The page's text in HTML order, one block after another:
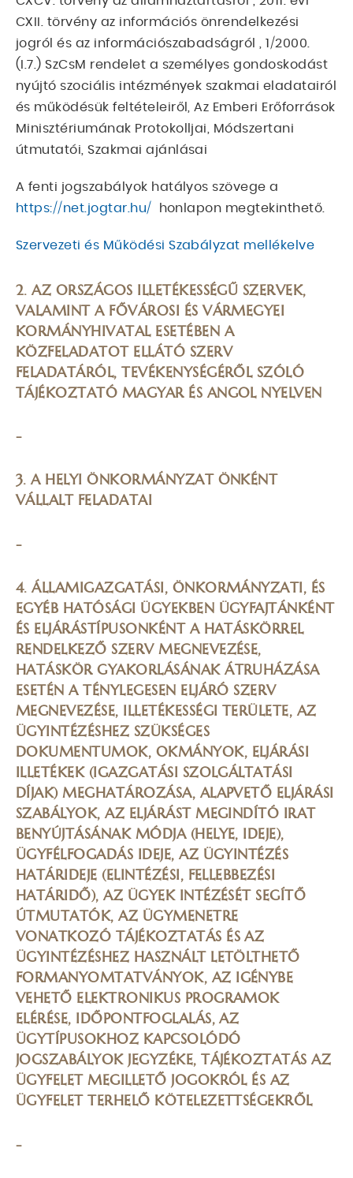
CXII. törvény az információs önrendelkezési
jogról és az információszabadságról , 1/2000.
(I.7.) SzCsM rendelet a személyes gondoskodást
nyújtó szociális intézmények szakmai eladatairól
és működésük feltételeiről, Az Emberi Erőforrások
Minisztériumának Protokolljai, Módszertani
útmutatói, Szakmai ajánlásai
A fenti jogszabályok hatályos szövege a
https://net.jogtar.hu/ honlapon megtekinthető.
Szervezeti és Működési Szabályzat mellékelve
2. AZ ORSZÁGOS ILLETÉKESSÉGŰ SZERVEK,
VALAMINT A FŐVÁROSI ÉS VÁRMEGYEI
KORMÁNYHIVATAL ESETÉBEN A
KÖZFELADATOT ELLÁTÓ SZERV
FELADATÁRÓL, TEVÉKENYSÉGÉRŐL SZÓLÓ
TÁJÉKOZTATÓ MAGYAR ÉS ANGOL NYELVEN
-
3. A HELYI ÖNKORMÁNYZAT ÖNKÉNT
VÁLLALT FELADATAI
-
4. ÁLLAMIGAZGATÁSI, ÖNKORMÁNYZATI, ÉS
EGYÉB HATÓSÁGI ÜGYEKBEN ÜGYFAJTÁNKÉNT
ÉS ELJÁRÁSTÍPUSONKÉNT A HATÁSKÖRREL
RENDELKEZŐ SZERV MEGNEVEZÉSE,
HATÁSKÖR GYAKORLÁSÁNAK ÁTRUHÁZÁSA
ESETÉN A TÉNYLEGESEN ELJÁRÓ SZERV
MEGNEVEZÉSE, ILLETÉKESSÉGI TERÜLETE, AZ
ÜGYINTÉZÉSHEZ SZÜKSÉGES
DOKUMENTUMOK, OKMÁNYOK, ELJÁRÁSI
ILLETÉKEK (IGAZGATÁSI SZOLGÁLTATÁSI
DÍJAK) MEGHATÁROZÁSA, ALAPVETŐ ELJÁRÁSI
SZABÁLYOK, AZ ELJÁRÁST MEGINDÍTÓ IRAT
BENYÚJTÁSÁNAK MÓDJA (HELYE, IDEJE),
ÜGYFÉLFOGADÁS IDEJE, AZ ÜGYINTÉZÉS
HATÁRIDEJE (ELINTÉZÉSI, FELLEBBEZÉSI
HATÁRIDŐ), AZ ÜGYEK INTÉZÉSÉT SEGÍTŐ
ÚTMUTATÓK, AZ ÜGYMENETRE
VONATKOZÓ TÁJÉKOZTATÁS ÉS AZ
ÜGYINTÉZÉSHEZ HASZNÁLT LETÖLTHETŐ
FORMANYOMTATVÁNYOK, AZ IGÉNYBE
VEHETŐ ELEKTRONIKUS PROGRAMOK
ELÉRÉSE, IDŐPONTFOGLALÁS, AZ
ÜGYTÍPUSOKHOZ KAPCSOLÓDÓ
JOGSZABÁLYOK JEGYZÉKE, TÁJÉKOZTATÁS AZ
ÜGYFELET MEGILLETŐ JOGOKRÓL ÉS AZ
ÜGYFELET TERHELŐ KÖTELEZETTSÉGEKRŐL
-